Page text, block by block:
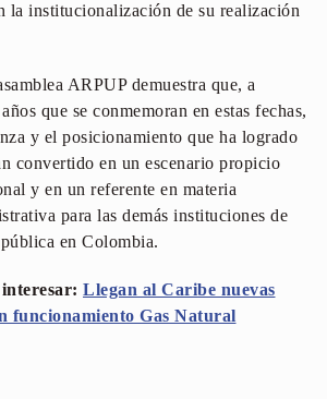
la institucionalización de su realización
ARPUP demuestra que, a
que se conmemoran en estas fechas,
y el posicionamiento que ha logrado
convertido en un escenario propicio
y en un referente en materia
para las demás instituciones de
en Colombia.
Llegan al Caribe nuevas
funcionamiento Gas Natural